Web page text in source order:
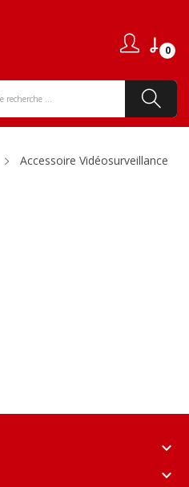
0
Accessoire Vidéosurveillance
keyboard_arrow_down
keyboard_arrow_down